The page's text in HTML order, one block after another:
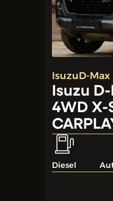
Isuzu D-Max
Isuzu
4WD X-
Diesel